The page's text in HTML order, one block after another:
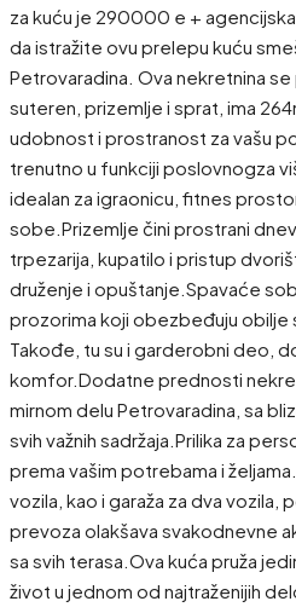
za kuću je 290000 e +
da istražite ovu prelepu kuću
Petrovaradina. Ova nekretnina se
suteren, prizemlje i sprat, ima
udobnost i prostranost za vašu
trenutno u funkciji poslovnogza
idealan za igraonicu, fitnes
sobe.Prizemlje čini prostrani
trpezarija, kupatilo i pristup
druženje i opuštanje.Spavaće
prozorima koji obezbeđuju obilje
Takođe, tu su i garderobni deo,
komfor.Dodatne prednosti
mirnom delu Petrovaradina, sa
svih važnih sadržaja.Prilika za
prema vašim potrebama i
vozila, kao i garaža za dva vozila,
prevoza olakšava svakodnevne
sa svih terasa.Ova kuća pruža
život u jednom od najtraženijih